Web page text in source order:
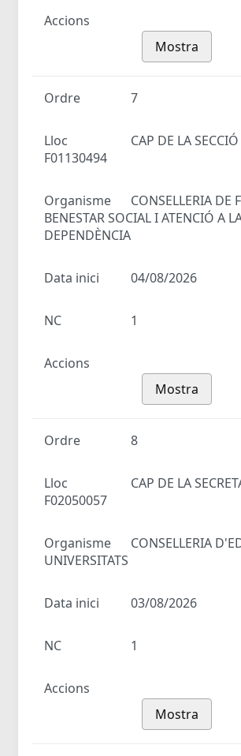
Accions
Mostra
Ordre 7
Lloc
CAP DE LA
F01130494
Organisme
CONSELLERIA DE
BENESTAR SOCIAL I ATENCIÓ A
DEPENDÈNCIA
Data inici 04/08/2026
NC 1
Accions
Mostra
Ordre 8
Lloc
CAP DE LA
F02050057
Organisme
CONSELLERIA
UNIVERSITATS
Data inici 03/08/2026
NC 1
Accions
Mostra